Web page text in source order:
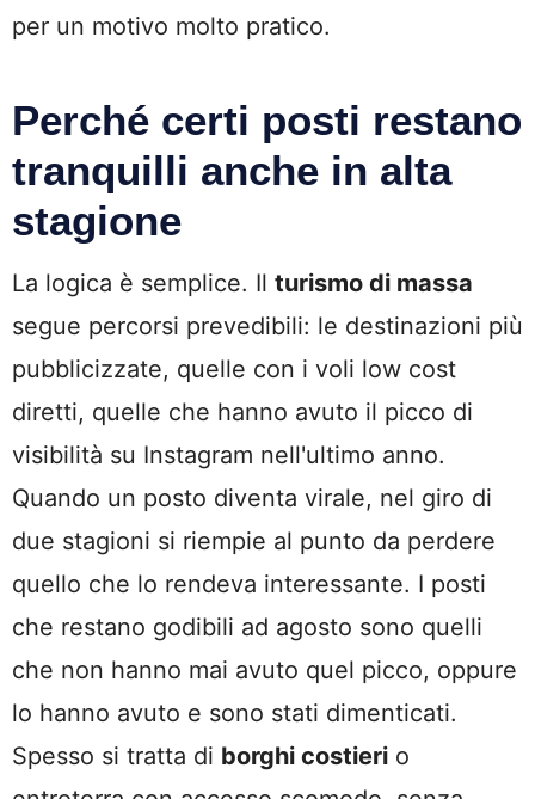
per un motivo molto pratico.
Perché certi posti restano
tranquilli anche in alta
stagione
La logica è semplice. Il turismo di massa
segue percorsi prevedibili: le destinazioni più
pubblicizzate, quelle con i voli low cost
diretti, quelle che hanno avuto il picco di
visibilità su Instagram nell'ultimo anno.
Quando un posto diventa virale, nel giro di
due stagioni si riempie al punto da perdere
quello che lo rendeva interessante. I posti
che restano godibili ad agosto sono quelli
che non hanno mai avuto quel picco, oppure
lo hanno avuto e sono stati dimenticati.
Spesso si tratta di borghi costieri o